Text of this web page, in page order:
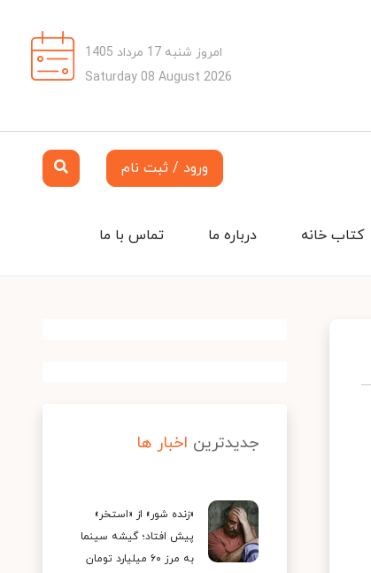
امروز شنبه 17 مرداد 1405
Saturday 08 August 2026
ورود / ثبت نام
تماس با ما درباره ما کتاب خانه
جدیدترین اخبار ها
«زنده شور» از «استخر»
پیش افتاد؛ گیشه سینما
به مرز ۶۰ میلیارد تومان